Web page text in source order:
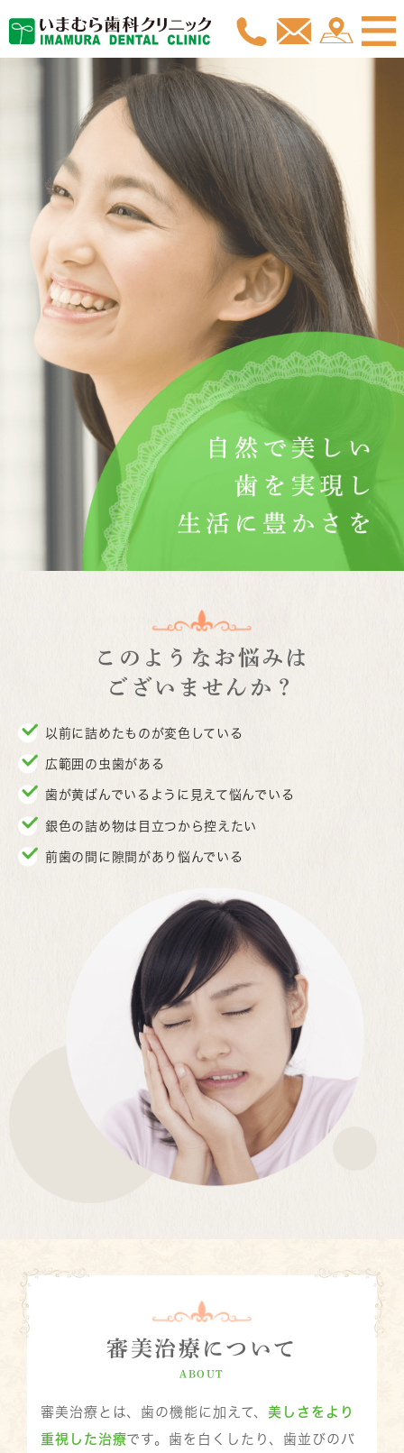
このようなお悩みは
ございませんか？
以前に詰めたものが変色している
広範囲の虫歯がある
歯が黄ばんでいるように見えて悩んでいる
銀色の詰め物は目立つから控えたい
前歯の間に隙間があり悩んでいる
審美治療について
ABOUT
審美治療とは、歯の機能に加えて、 美しさをより
重視した治療です。 歯を白くしたり、歯並びのバ